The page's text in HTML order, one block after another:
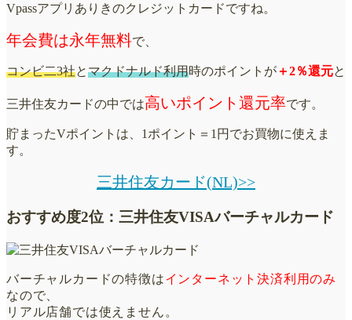
Vpassアプリありきのクレジットカードですね。
年会費は永年無料で、
コンビ二3社とマクドナルド利用時のポイントが＋2％還元と
三井住友カードの中では高いポイント還元率です。
貯まったVポイントは、1ポイント＝1円でお買物に使えま
す。
三井住友カード(NL)>>
おすすめ度2位：三井住友VISAバーチャルカード
バーチャルカードの特徴はインターネット決済利用のみ
なので、
リアル店舗では使えません。